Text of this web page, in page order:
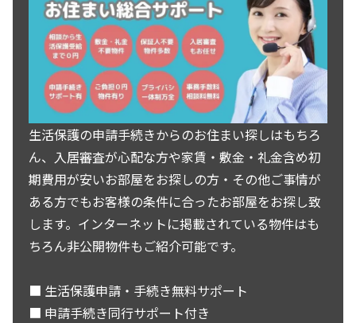
生活保護の申請手続きからのお住まい探しはもちろ
ん、入居審査が心配な方や家賃・敷金・礼金含め初
期費用が安いお部屋をお探しの方・その他ご事情が
ある方でもお客様の条件に合ったお部屋をお探し致
します。インターネットに掲載されている物件はも
ちろん非公開物件もご紹介可能です。
■ 生活保護申請・手続き無料サポート
■ 申請手続き同行サポート付き